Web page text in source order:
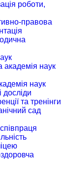
роботи,
правова
академія наук
наук
досліди
та тренінги
сад